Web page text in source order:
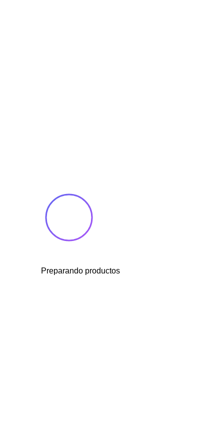
Preparando productos